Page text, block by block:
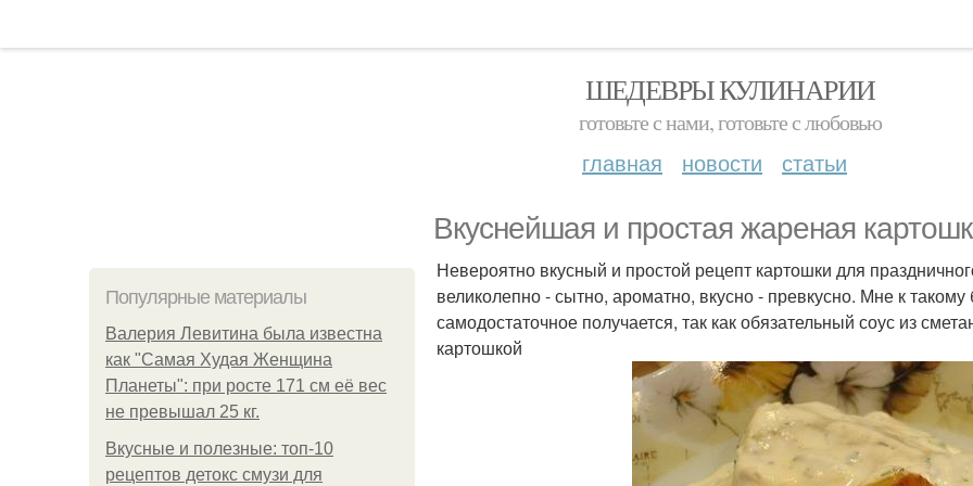
ШЕДЕВРЫ КУЛИНАРИИ
готовьте с нами, готовьте с любовью
главная новости статьи
Вкуснейшая и простая жареная
Популярные материалы
Валерия Левитина была известна
как "Самая Худая Женщина
Планеты": при росте 171 см её вес
не превышал 25 кг.
Вкусные и полезные: топ-10
рецептов детокс смузи для
Невероятно вкусный и простой рецепт картошки для
великолепно - сытно, ароматно, вкусно - превкусно. Мне к
самодостаточное получается, так как обязательный соус из
картошкой